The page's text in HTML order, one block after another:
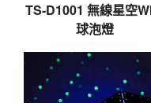
TS-D1001 無線星空
球泡燈